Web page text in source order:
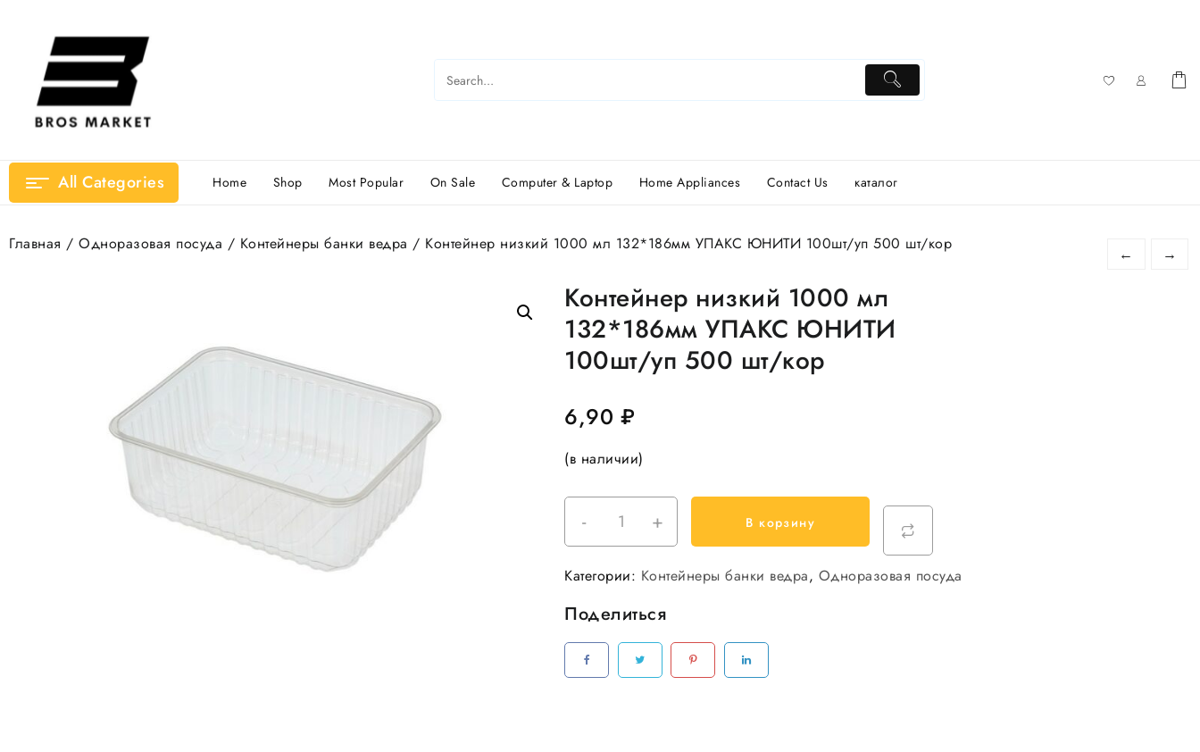
содержимому
All Categories Home Shop Most Popular On Sale Computer & Laptop Home Appliances Contact Us каталог
Главная / Одноразовая посуда / Контейнеры банки ведра / Контейнер низкий 1000 мл 132*186мм УПАКС ЮНИТИ 100шт/уп 500 шт/кор
← →
Контейнер низкий 1000 мл
132*186мм УПАКС ЮНИТИ
100шт/уп 500 шт/кор
6,90 ₽
(в наличии)
-
Количество
товара
Контейнер
низкий
1000
132*186мм
УПАКС
+ В корзину
Категории: Контейнеры банки ведра, Одноразовая посуда
Поделиться